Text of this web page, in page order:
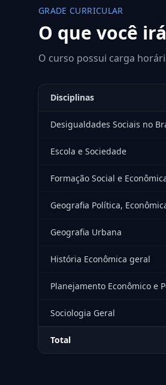
GRADE CURRICULAR
O que você
O curso possui carga
Disciplinas
Desigualdades Sociais no
Escola e Sociedade
Formação Social e
Geografia Política,
Geografia Urbana
História Econômica geral
Planejamento Econômico e
Sociologia Geral
Total